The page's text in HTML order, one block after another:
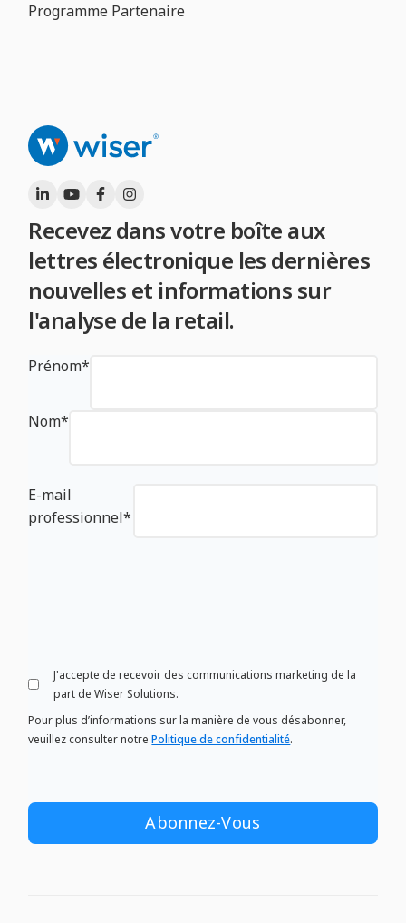
Programme Partenaire
Recevez dans votre boîte aux
lettres électronique les dernières
nouvelles et informations sur
l'analyse de la retail.
Prénom*
Nom*
E-mail
professionnel*
J'accepte de recevoir des communications marketing de la
part de Wiser Solutions.
Pour plus d’informations sur la manière de vous désabonner,
veuillez consulter notrePolitique de confidentialité.